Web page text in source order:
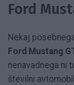
Ford
Nekaj
Ford Mustang
nenavadnega ni
številni